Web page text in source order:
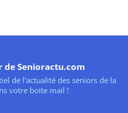
de Senioractu.com
de l'actualité des seniors de la
votre boite mail !